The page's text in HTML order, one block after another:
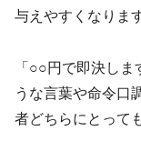
与えやすくなりま
「○○円で即決し
うな言葉や命令口
者どちらにとって